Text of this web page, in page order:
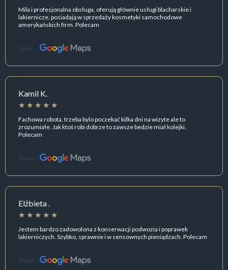
Mila i profesjonalna obsługa, oferują głównie usługi blacharskie i
lakiernicze, posiadają w sprzedaży kosmetyki samochodowe
amerykańskich firm. Polecam
Źródło:
Kamil K.
Fachowa robota, trzeba bylo poczekać kilka dni na wizyte ale to
zrozumiałe. Jak ktoś robi dobrze to zawsze bedzie miał kolejki.
Polecam
Źródło:
Elżbieta .
Jestem bardzo zadowolona z konserwacji podwozia i poprawek
lakierniczych. Szybko, sprawnie i w sensownych pieniądzach. Polecam
Źródło: